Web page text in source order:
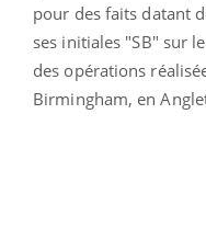
pour des faits datant
ses initiales "SB" sur
des opérations
Birmingham, en